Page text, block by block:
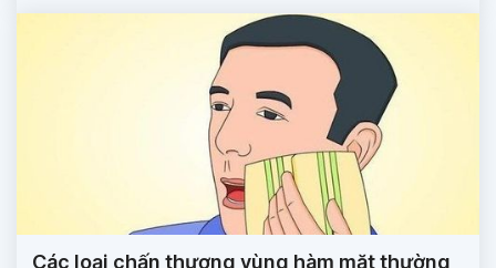
Các loại chấn thương vùng hàm mặt thường